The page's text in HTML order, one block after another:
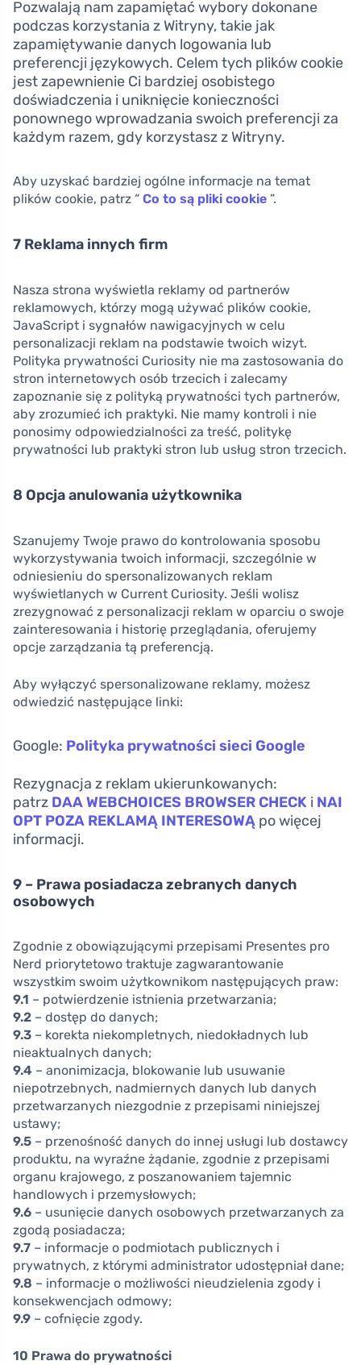
Pozwalają nam zapamiętać wybory dokonane
podczas korzystania z Witryny, takie jak
zapamiętywanie danych logowania lub
preferencji językowych. Celem tych plików cookie
jest zapewnienie Ci bardziej osobistego
doświadczenia i uniknięcie konieczności
ponownego wprowadzania swoich preferencji za
każdym razem, gdy korzystasz z Witryny.
Aby uzyskać bardziej ogólne informacje na temat
plików cookie, patrz “ Co to są pliki cookie ”.
7 Reklama innych firm
Nasza strona wyświetla reklamy od partnerów
reklamowych, którzy mogą używać plików cookie,
JavaScript i sygnałów nawigacyjnych w celu
personalizacji reklam na podstawie twoich wizyt.
Polityka prywatności Curiosity nie ma zastosowania do
stron internetowych osób trzecich i zalecamy
zapoznanie się z polityką prywatności tych partnerów,
aby zrozumieć ich praktyki. Nie mamy kontroli i nie
ponosimy odpowiedzialności za treść, politykę
prywatności lub praktyki stron lub usług stron trzecich.
8 Opcja anulowania użytkownika
Szanujemy Twoje prawo do kontrolowania sposobu
wykorzystywania twoich informacji, szczególnie w
odniesieniu do spersonalizowanych reklam
wyświetlanych w Current Curiosity. Jeśli wolisz
zrezygnować z personalizacji reklam w oparciu o swoje
zainteresowania i historię przeglądania, oferujemy
opcje zarządzania tą preferencją.
Aby wyłączyć spersonalizowane reklamy, możesz
odwiedzić następujące linki:
Google: Polityka prywatności sieci Google
Rezygnacja z reklam ukierunkowanych:
patrz DAA WEBCHOICES BROWSER CHECK i NAI
OPT POZA REKLAMĄ INTERESOWĄ po więcej
informacji.
9 – Prawa posiadacza zebranych danych
osobowych
Zgodnie z obowiązującymi przepisami Presentes pro
Nerd priorytetowo traktuje zagwarantowanie
wszystkim swoim użytkownikom następujących praw:
9.1 – potwierdzenie istnienia przetwarzania;
9.2 – dostęp do danych;
9.3 – korekta niekompletnych, niedokładnych lub
nieaktualnych danych;
9.4 – anonimizacja, blokowanie lub usuwanie
niepotrzebnych, nadmiernych danych lub danych
przetwarzanych niezgodnie z przepisami niniejszej
ustawy;
9.5 – przenośność danych do innej usługi lub dostawcy
produktu, na wyraźne żądanie, zgodnie z przepisami
organu krajowego, z poszanowaniem tajemnic
handlowych i przemysłowych;
9.6 – usunięcie danych osobowych przetwarzanych za
zgodą posiadacza;
9.7 – informacje o podmiotach publicznych i
prywatnych, z którymi administrator udostępniał dane;
9.8 – informacje o możliwości nieudzielenia zgody i
konsekwencjach odmowy;
9.9 – cofnięcie zgody.
10 Prawa do prywatności